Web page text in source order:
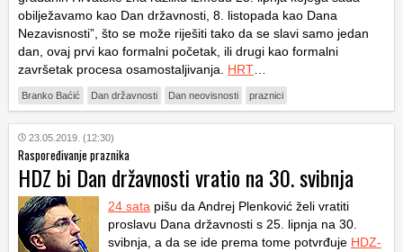
obilježavamo kao Dan državnosti, 8. listopada kao Dana
Nezavisnosti”, što se može riješiti tako da se slavi samo jedan
dan, ovaj prvi kao formalni početak, ili drugi kao formalni
završetak procesa osamostaljivanja. HRT…
Branko Baćić Dan državnosti Dan neovisnosti praznici
23.05.2019. (12:30)
Raspoređivanje praznika
HDZ bi Dan državnosti vratio na 30. svibnja
24 sata pišu da Andrej Plenković želi vratiti
proslavu Dana državnosti s 25. lipnja na 30.
svibnja, a da se ide prema tome potvrđuje HDZ-